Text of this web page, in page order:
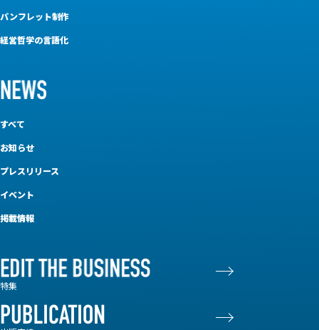
パンフレット制作
経営哲学の言語化
すべて
お知らせ
プレスリリース
イベント
掲載情報
特集